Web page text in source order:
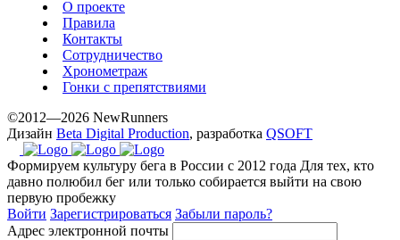
О проекте
Правила
Контакты
Сотрудничество
Хронометраж
Гонки с препятствиями
©2012—2026 NewRunners
Дизайн Beta Digital Production, разработка QSOFT
Формируем культуру бега в России с 2012 года Для тех, кто
давно полюбил бег или только собирается выйти на свою
первую пробежку
Войти Зарегистрироваться Забыли пароль?
Адрес электронной почты